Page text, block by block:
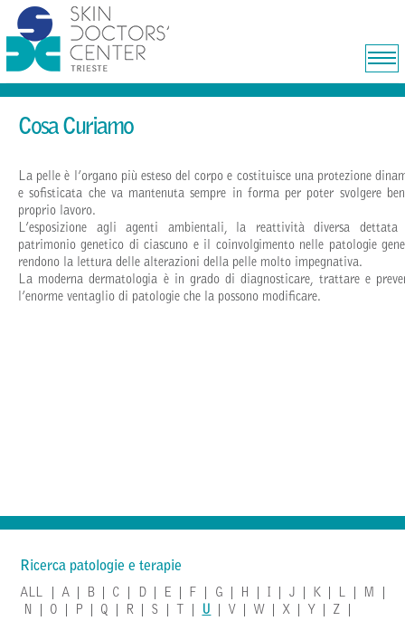
Cosa Curiamo
La pelle è l’organo più esteso del corpo e costituisce una protezione
e sofisticata che va mantenuta sempre in forma per poter svolgere
proprio lavoro.
L’esposizione agli agenti ambientali, la reattività diversa dettata
patrimonio genetico di ciascuno e il coinvolgimento nelle patologie
rendono la lettura delle alterazioni della pelle molto impegnativa.
La moderna dermatologia è in grado di diagnosticare, trattare e
l’enorme ventaglio di patologie che la possono modificare.
Ricerca patologie e terapie
ALL A| B C D| E F G H I J K| L M
N
O P Q R S T U V W X Y Z